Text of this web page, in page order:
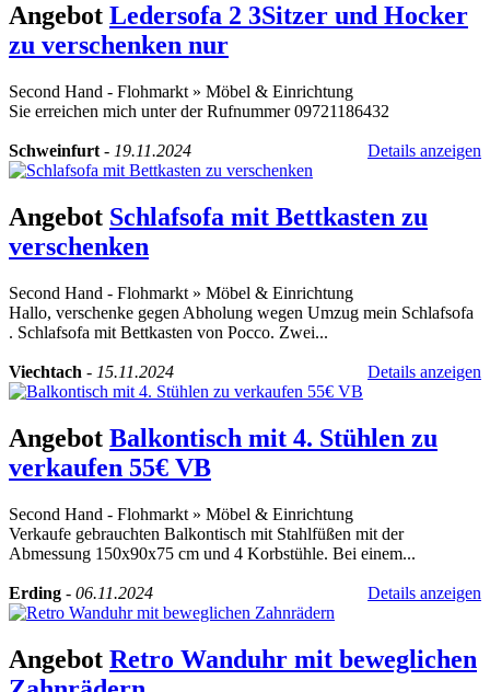
Angebot Ledersofa 2 3Sitzer und Hocker
zu verschenken nur
Second Hand - Flohmarkt » Möbel & Einrichtung
Sie erreichen mich unter der Rufnummer 09721186432
Schweinfurt - 19.11.2024 Details anzeigen
Angebot Schlafsofa mit Bettkasten zu
verschenken
Second Hand - Flohmarkt » Möbel & Einrichtung
Hallo, verschenke gegen Abholung wegen Umzug mein Schlafsofa
. Schlafsofa mit Bettkasten von Pocco. Zwei...
Viechtach - 15.11.2024 Details anzeigen
Angebot Balkontisch mit 4. Stühlen zu
verkaufen 55€ VB
Second Hand - Flohmarkt » Möbel & Einrichtung
Verkaufe gebrauchten Balkontisch mit Stahlfüßen mit der
Abmessung 150x90x75 cm und 4 Korbstühle. Bei einem...
Erding - 06.11.2024 Details anzeigen
Angebot Retro Wanduhr mit beweglichen